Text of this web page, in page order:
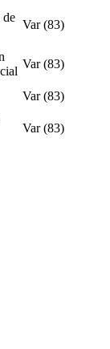
Var (83)
Var (83)
Var (83)
Var (83)